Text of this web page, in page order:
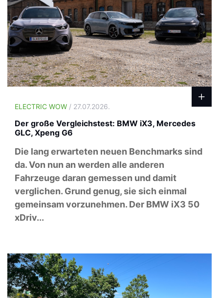
ELECTRIC WOW / 27.07.2026.
Der große Vergleichstest: BMW iX3, Mercedes
GLC, Xpeng G6
Die lang erwarteten neuen Benchmarks sind
da. Von nun an werden alle anderen
Fahrzeuge daran gemessen und damit
verglichen. Grund genug, sie sich einmal
gemeinsam vorzunehmen. Der BMW iX3 50
xDriv...